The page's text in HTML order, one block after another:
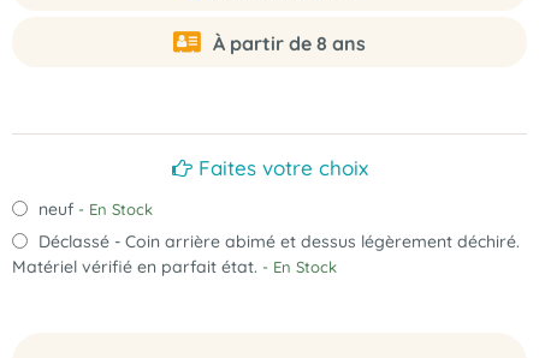
À partir de 8 ans
Faites votre choix
neuf - En Stock
Déclassé - Coin arrière abimé et dessus légèrement déchiré.
Matériel vérifié en parfait état. - En Stock